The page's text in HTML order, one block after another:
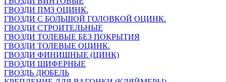
ГВОЗДИ ПМЗ ОЦИНК.
ГВОЗДИ С БОЛЬШОЙ ГОЛОВКОЙ ОЦИНК.
ГВОЗДИ СТРОИТЕЛЬНЫЕ
ГВОЗДИ ТОЛЕВЫЕ БЕЗ ПОКРЫТИЯ
ГВОЗДИ ТОЛЕВЫЕ ОЦИНК.
ГВОЗДИ ФИНИШНЫЕ (ЦИНК)
ГВОЗДИ ШИФЕРНЫЕ
ГВОЗДЬ ДЮБЕЛЬ